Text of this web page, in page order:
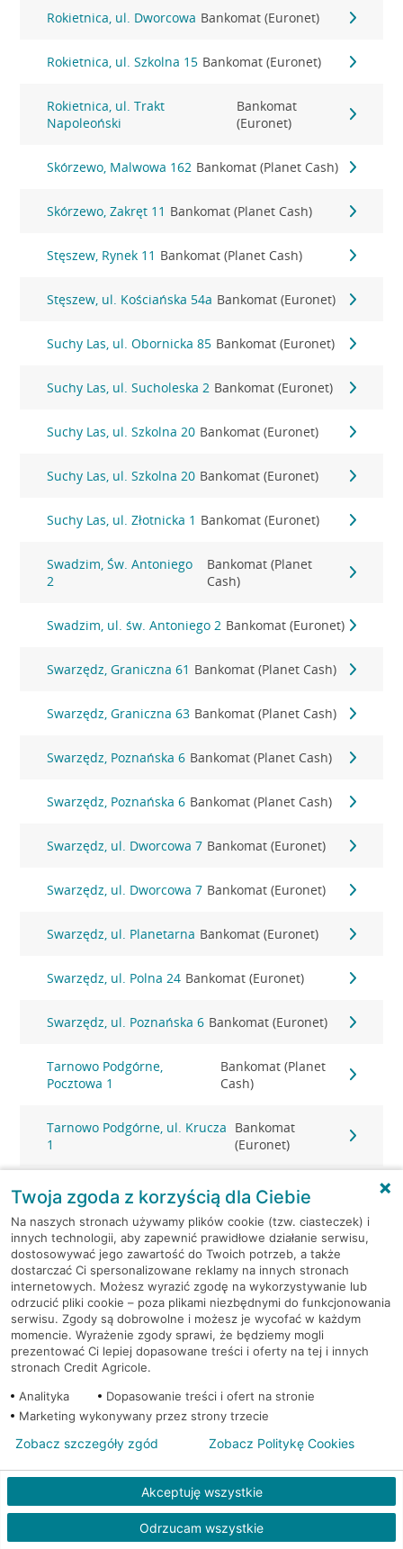
Rokietnica, ul. Dworcowa Bankomat (Euronet)
Rokietnica, ul. Szkolna 15 Bankomat (Euronet)
Rokietnica, ul. Trakt
Napoleoński
Bankomat
(Euronet)
Skórzewo, Malwowa 162 Bankomat (Planet Cash)
Skórzewo, Zakręt 11 Bankomat (Planet Cash)
Stęszew, Rynek 11 Bankomat (Planet Cash)
Stęszew, ul. Kościańska 54a Bankomat (Euronet)
Suchy Las, ul. Obornicka 85 Bankomat (Euronet)
Suchy Las, ul. Sucholeska 2 Bankomat (Euronet)
Suchy Las, ul. Szkolna 20 Bankomat (Euronet)
Suchy Las, ul. Szkolna 20 Bankomat (Euronet)
Suchy Las, ul. Złotnicka 1 Bankomat (Euronet)
Swadzim, Św. Antoniego
2
Bankomat (Planet
Cash)
Swadzim, ul. św. Antoniego 2 Bankomat (Euronet)
Swarzędz, Graniczna 61 Bankomat (Planet Cash)
Swarzędz, Graniczna 63 Bankomat (Planet Cash)
Swarzędz, Poznańska 6 Bankomat (Planet Cash)
Swarzędz, Poznańska 6 Bankomat (Planet Cash)
Swarzędz, ul. Dworcowa 7 Bankomat (Euronet)
Swarzędz, ul. Dworcowa 7 Bankomat (Euronet)
Swarzędz, ul. Planetarna Bankomat (Euronet)
Swarzędz, ul. Polna 24 Bankomat (Euronet)
Swarzędz, ul. Poznańska 6 Bankomat (Euronet)
Tarnowo Podgórne,
Pocztowa 1
Bankomat (Planet
Cash)
Tarnowo Podgórne, ul. Krucza
1
Bankomat
(Euronet)
Tarnowo Podgórne, ul.
Owocowa 16
Bankomat
(Euronet)
Tarnowo Podgórne, ul.
Poznańska 74
Bankomat
(Euronet)
Tarnowo Podgórne, ul.
Poznańska 74
Bankomat
(Euronet)
Tulce, ul. Fiołkowa 1
Twoja zgoda z korzyścią dla Ciebie
Na naszych stronach używamy plików cookie (tzw. ciasteczek) i
innych technologii, aby zapewnić prawidłowe działanie serwisu,
dostosowywać jego zawartość do Twoich potrzeb, a także
dostarczać Ci spersonalizowane reklamy na innych stronach
internetowych. Możesz wyrazić zgodę na wykorzystywanie lub
odrzucić pliki cookie – poza plikami niezbędnymi do funkcjonowania
serwisu. Zgody są dobrowolne i możesz je wycofać w każdym
momencie. Wyrażenie zgody sprawi, że będziemy mogli
prezentować Ci lepiej dopasowane treści i oferty na tej i innych
stronach Credit Agricole.
Analityka
Dopasowanie treści i ofert na stronie
Marketing wykonywany przez strony trzecie
Akceptuję wszystkie
Odrzucam wszystkie
Zobacz szczegóły zgód Zobacz Politykę Cookies